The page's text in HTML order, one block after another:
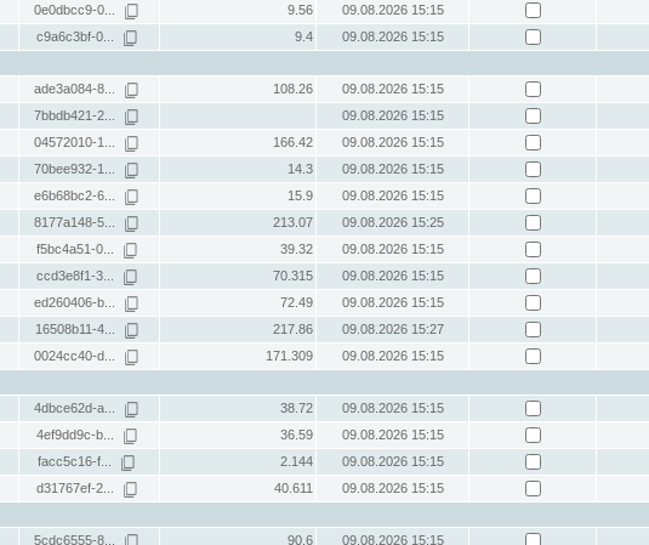
0e0dbcc9-0... 9.56
09.08.2026 15:15
c9a6c3bf-0... 9.4
09.08.2026 15:15
ade3a084-8... 108.26
09.08.2026 15:15
7bbdb421-2...
09.08.2026 15:15
04572010-1... 166.42
09.08.2026 15:15
70bee932-1... 14.3
09.08.2026 15:15
e6b68bc2-6... 15.9
09.08.2026 15:15
8177a148-5... 213.07
09.08.2026 15:25
f5bc4a51-0... 39.32
09.08.2026 15:15
ccd3e8f1-3... 70.315
09.08.2026 15:15
ed260406-b... 72.49
09.08.2026 15:15
16508b11-4... 217.86
09.08.2026 15:27
0024cc40-d... 171.309
09.08.2026 15:15
4dbce62d-a... 38.72
09.08.2026 15:15
4ef9dd9c-b... 36.59
09.08.2026 15:15
facc5c16-f... 2.144
09.08.2026 15:15
d31767ef-2... 40.611
09.08.2026 15:15
5cdc6555-8... 90.6
09.08.2026 15:15